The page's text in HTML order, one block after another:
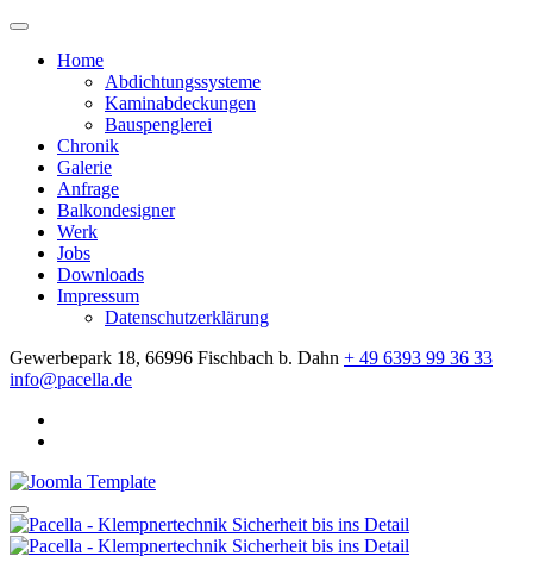
Home
Abdichtungssysteme
Kaminabdeckungen
Bauspenglerei
Chronik
Galerie
Anfrage
Balkondesigner
Werk
Jobs
Downloads
Impressum
Datenschutzerklärung
Gewerbepark 18, 66996 Fischbach b. Dahn + 49 6393 99 36 33
info@pacella.de